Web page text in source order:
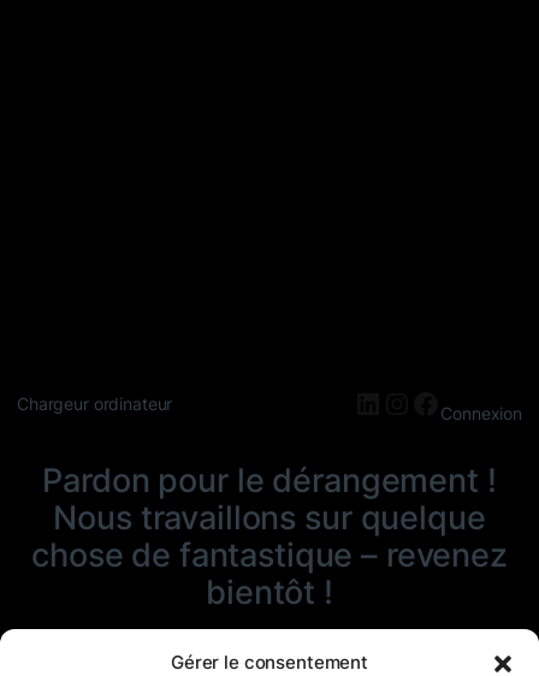
Gérer le consentement
Chargeur ordinateur LinkedIn
Instagram
Connexion
Pardon pour le dérangement !
Nous travaillons sur quelque
chose de fantastique – revenez
bientôt !